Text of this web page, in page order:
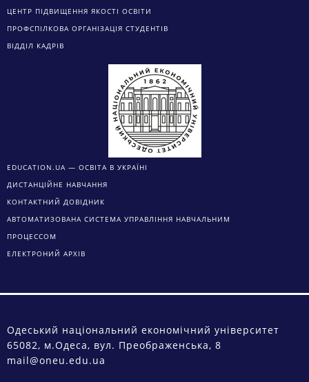
ЦЕНТР ПІДВИЩЕННЯ ЯКОСТІ ОСВІТИ
ПРОФСПІЛКОВА ОРГАНІЗАЦІЯ СТУДЕНТІВ
ВІДДІЛ КАДРІВ
EDUCATION.UA — ОСВІТА В УКРАЇНІ
ДИСТАНЦІЙНЕ НАВЧАННЯ
КОНТАКТНИЙ ДОВІДНИК
АВТОМАТИЗОВАНА СИСТЕМА УПРАВЛІННЯ НАВЧАЛЬНИМ
ПРОЦЕССОМ
ЕЛЕКТРОНИЙ АРХІВ
Одеський національний економічний університет
65082, м.Одеса, вул. Преображенська, 8
mail@oneu.edu.ua